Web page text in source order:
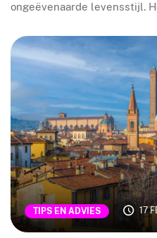
ongeëvenaarde levensstijl.
TIPS EN ADVIES 17